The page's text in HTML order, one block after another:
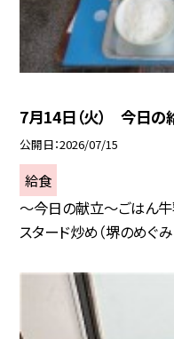
7月14日（火） 今日の
公開日 2026/07/15
給食
～今日の献立～ごはん
スタード炒め（堺のめぐ